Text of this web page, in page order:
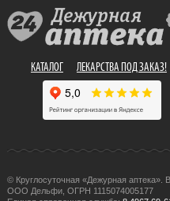
КАТАЛОГ ЛЕКАРСТВА ПОД ЗАКАЗ!
© Круглосуточная «Дежурная аптека».
ООО Дельфи, ОГРН 1115074005177